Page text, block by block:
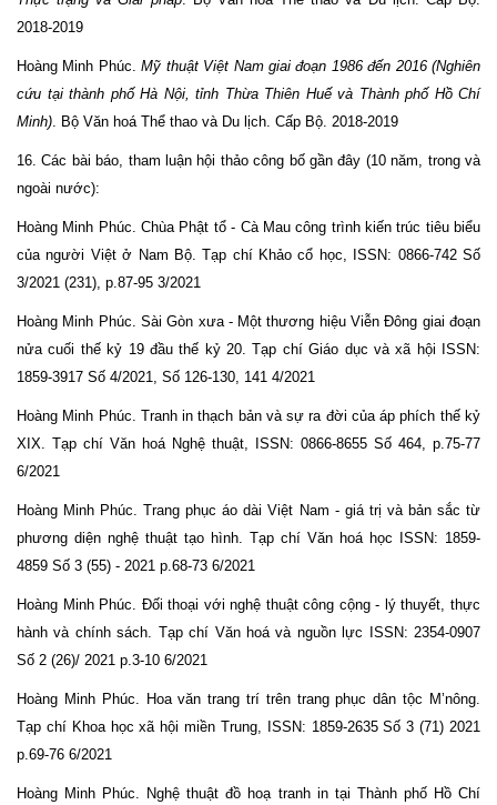
2018-2019
Hoàng Minh Phúc.Mỹ thuật Việt Nam giai đoạn 1986 đến 2016 (Nghiên
cứu tại thành phố Hà Nội, tỉnh Thừa Thiên Huế và Thành phố Hồ Chí
Minh). Bộ Văn hoá Thể thao và Du lịch. Cấp Bộ. 2018-2019
16. Các bài báo, tham luận hội thảo công bố gần đây (10 năm, trong và
ngoài nước):
Hoàng Minh Phúc. Chùa Phật tổ - Cà Mau công trình kiến trúc tiêu biểu
của người Việt ở Nam Bộ. Tạp chí Khảo cổ học, ISSN: 0866-742 Số
3/2021 (231), p.87-95 3/2021
Hoàng Minh Phúc. Sài Gòn xưa - Một thương hiệu Viễn Đông giai đoạn
nửa cuối thế kỷ 19 đầu thế kỷ 20. Tạp chí Giáo dục và xã hội ISSN:
1859-3917 Số 4/2021, Số 126-130, 141 4/2021
Hoàng Minh Phúc. Tranh in thạch bản và sự ra đời của áp phích thế kỷ
XIX. Tạp chí Văn hoá Nghệ thuật, ISSN: 0866-8655 Số 464, p.75-77
6/2021
Hoàng Minh Phúc. Trang phục áo dài Việt Nam - giá trị và bản sắc từ
phương diện nghệ thuật tạo hình. Tạp chí Văn hoá học ISSN: 1859-
4859 Số 3 (55) - 2021 p.68-73 6/2021
Hoàng Minh Phúc. Đối thoại với nghệ thuật công cộng - lý thuyết, thực
hành và chính sách. Tạp chí Văn hoá và nguồn lực ISSN: 2354-0907
Số 2 (26)/ 2021 p.3-10 6/2021
Hoàng Minh Phúc. Hoa văn trang trí trên trang phục dân tộc M’nông.
Tạp chí Khoa học xã hội miền Trung, ISSN: 1859-2635 Số 3 (71) 2021
p.69-76 6/2021
Hoàng Minh Phúc. Nghệ thuật đồ hoạ tranh in tại Thành phố Hồ Chí